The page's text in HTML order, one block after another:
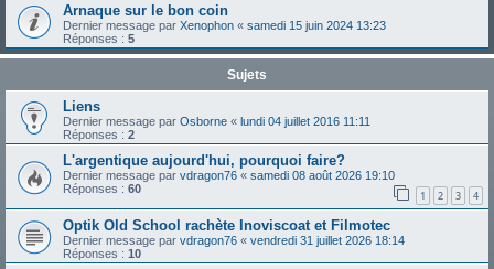
Arnaque sur le bon coin
Dernier message par Xenophon « samedi 15 juin 2024 13:23
Réponses : 5
Sujets
Liens
Dernier message par Osborne « lundi 04 juillet 2016 11:11
Réponses : 2
L'argentique aujourd'hui, pourquoi faire?
Dernier message par vdragon76 « samedi 08 août 2026 19:10
Réponses : 60 1 2 3 4
Optik Old School rachète Inoviscoat et Filmotec
Dernier message par vdragon76 « vendredi 31 juillet 2026 18:14
Réponses : 10